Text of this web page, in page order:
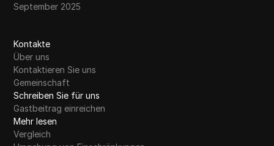
September 2025
Kontakte
Über uns
Kontaktieren Sie uns
Gemeinschaft
Schreiben Sie für uns
Gastbeitrag einreichen
Mehr lesen
Vergleich